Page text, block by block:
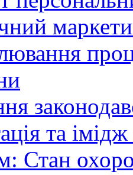
та
Стан